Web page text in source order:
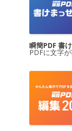
瞬簡PDF 書
PDFに文字